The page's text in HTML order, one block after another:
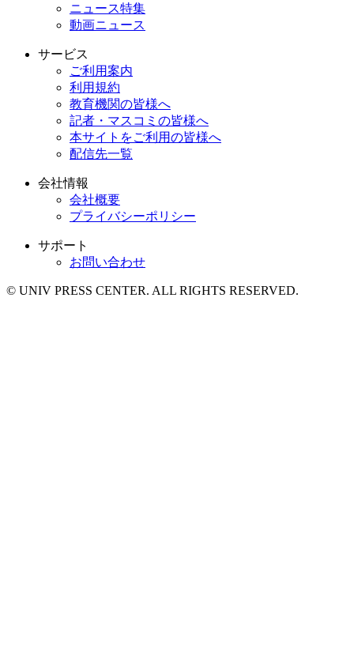
ニュース特集
動画ニュース
サービス
ご利用案内
利用規約
教育機関の皆様へ
記者・マスコミの皆様へ
本サイトをご利用の皆様へ
配信先一覧
会社情報
会社概要
プライバシーポリシー
サポート
お問い合わせ
© UNIV PRESS CENTER. ALL RIGHTS RESERVED.